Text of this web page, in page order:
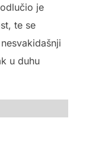
je
te se
u duhu